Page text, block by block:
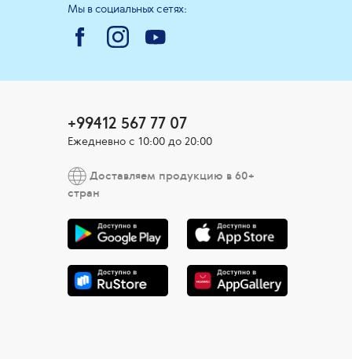
Мы в социальных сетях:
+99412 567 77 07
Ежедневно с 10:00 до 20:00
Доставляем продукцию в 60+
стран